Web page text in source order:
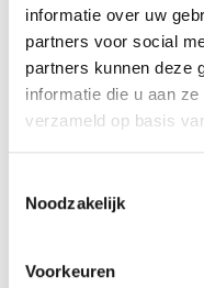
informatie over uw
partners voor social
partners kunnen deze
informatie die u aan
verzameld op basis
Noodzakelijk
Voorkeuren
uw Mac waaronder vier